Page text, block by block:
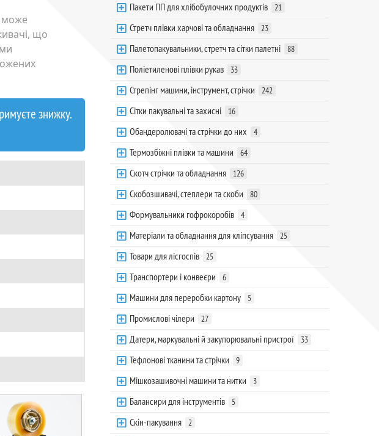
може
що
знижку.
Пакети ПП для хлібобулочних продуктів 21
Стретч плівки харчові та обладнання 23
Палетопакувальники, стретч та сітки палетні 88
Поліетиленові плівки рукав 33
Стрепінг машини, інструмент, стрічки 242
Сітки пакувальні та захисні 16
Обандеролювачі та стрічки до них 4
Термозбіжні плівки та машини 64
Скотч стрічки та обладнання 126
Скобозшивачі, степлери та скоби 80
Формувальники гофрокоробів 4
Матеріали та обладнання для кліпсування 25
Товари для лісгоспів 25
Транспортери і конвеєри 6
Машини для переробки картону 5
Промислові чілери 27
Датери, маркувальні й закупорювальні пристрої 33
Тефлонові тканини та стрічки 9
Мішкозашивочні машини та нитки 3
Балансири для інструментів 5
Скін-пакування 2